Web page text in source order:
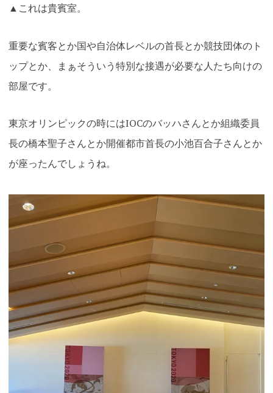
▲これは貴賓室。
重要な賓客とか国や自治体レベルの首長とか競技団体のト
ップとか、まぁそういう特別な接遇が必要な人たち向けの
部屋です。
東京オリンピックの時にはIOCのバッハさんとか組織委員
長の橋本聖子さんとか開催都市首長の小池百合子さんとか
が座ったんでしょうね。